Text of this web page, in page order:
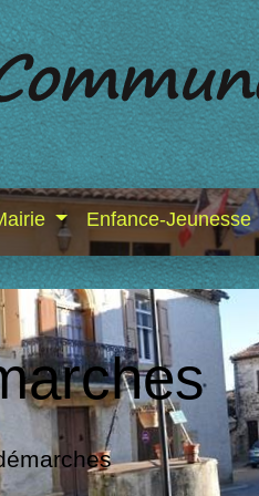
Enfance-Jeunesse